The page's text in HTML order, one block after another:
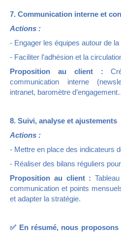
7. Communication interne et
Actions :
- Engager les équipes autour de
- Faciliter l’adhésion et la
Proposition au client :
communication interne
intranet, baromètre
8. Suivi, analyse et ajustements
Actions :
- Mettre en place des indicateurs
- Réaliser des bilans réguliers
Proposition au client :
communication et points
et adapter la stratégie.
✅ En résumé, nous